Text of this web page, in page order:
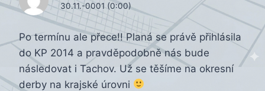
30.11.-0001 (0:00)
Po termínu ale přece!! Planá se právě přihlásila
do KP 2014 a pravděpodobně nás bude
následovat i Tachov. Už se těšíme na okresní
derby na krajské úrovni